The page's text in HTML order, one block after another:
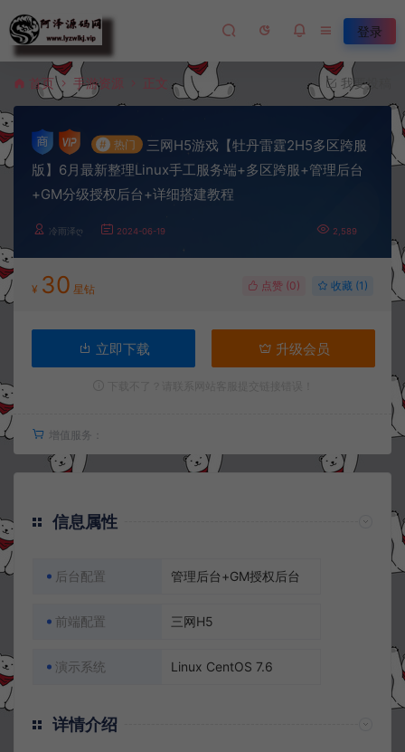
登录
首页 手游资源 正文 我要投稿
# 热门
三网H5游戏【牡丹雷霆2H5多区跨服
版】6月最新整理Linux手工服务端+多区跨服+管理后台
+GM分级授权后台+详细搭建教程
冷雨泽ღ 2024-06-19 2,589
¥ 30 星钻 点赞 (0) 收藏 (1)
立即下载 升级会员
增值服务：
信息属性
后台配置 管理后台+GM授权后台
前端配置 三网H5
演示系统 Linux CentOS 7.6
详情介绍